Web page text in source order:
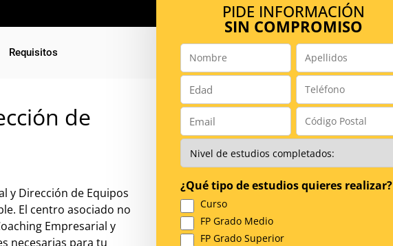
Requisitos
de
y Dirección de Equipos
El centro asociado no
Empresarial y
necesarias para tu
PIDE INFORMACIÓN
SIN COMPROMISO
Nombre
*
Apellidos
Número
*
Teléfono
Email
*
Código
Postal
*
Nivel
de
Estudios
*
¿Qué tipo de estudios quieres realizar?
Curso
FP Grado Medio
FP Grado Superior